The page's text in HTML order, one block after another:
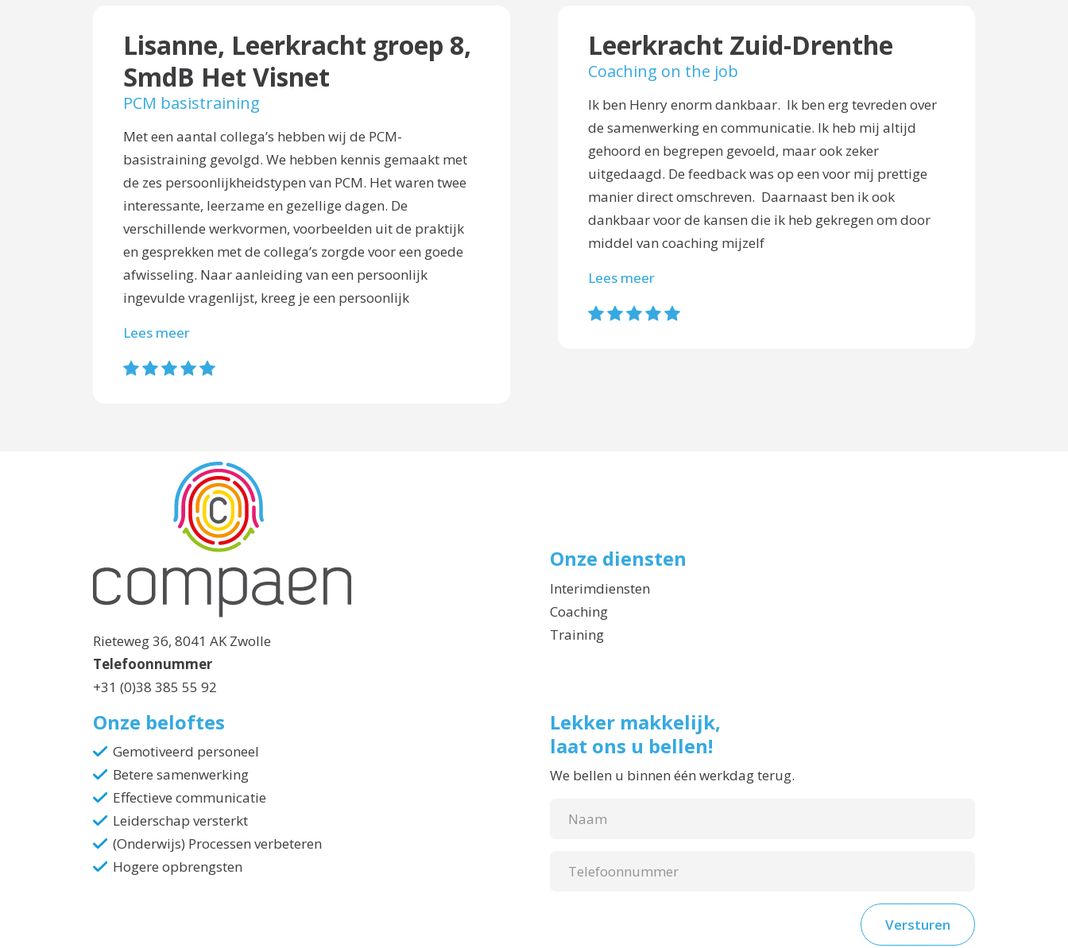
Lisanne, Leerkracht groep 8,
SmdB Het Visnet
PCM basistraining
Met een aantal collega’s hebben wij de PCM-
basistraining gevolgd. We hebben kennis gemaakt met
de zes persoonlijkheidstypen van PCM. Het waren twee
interessante, leerzame en gezellige dagen. De
verschillende werkvormen, voorbeelden uit de praktijk
en gesprekken met de collega’s zorgde voor een goede
afwisseling. Naar aanleiding van een persoonlijk
ingevulde vragenlijst, kreeg je een persoonlijk
Lees meer
Leerkracht Zuid-Drenthe
Coaching on the job
Ik ben Henry enorm dankbaar. Ik ben erg tevreden over
de samenwerking en communicatie. Ik heb mij altijd
gehoord en begrepen gevoeld, maar ook zeker
uitgedaagd. De feedback was op een voor mij prettige
manier direct omschreven. Daarnaast ben ik ook
dankbaar voor de kansen die ik heb gekregen om door
middel van coaching mijzelf
Lees meer
Rieteweg 36, 8041 AK Zwolle
Telefoonnummer
+31 (0)38 385 55 92
Onze diensten
Interimdiensten
Coaching
Training
Onze beloftes
Gemotiveerd personeel
Betere samenwerking
Effectieve communicatie
Leiderschap versterkt
(Onderwijs) Processen verbeteren
Hogere opbrengsten
Lekker makkelijk,
laat ons u bellen!
We bellen u binnen één werkdag terug.
Versturen